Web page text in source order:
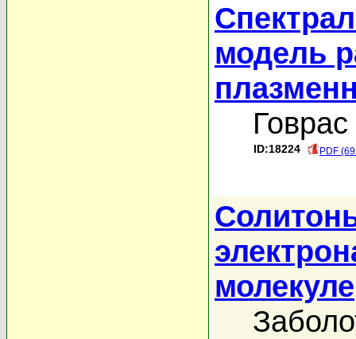
модель
ID:18224 PDF
молекуле